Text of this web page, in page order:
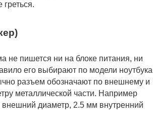
не пишется ни на блоке питания, ни
его выбирают по модели ноутбука
разъем обозначают по внешнему и
металлической части. Например
внешний диаметр, 2.5 мм внутренний